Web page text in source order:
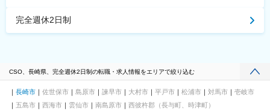
完全週休2日制
CSO、長崎県、完全週休2日制の転職・求人情報をエリアで絞り込む
長崎市 佐世保市 島原市 諫早市 大村市 平戸市 松浦市 対馬市
壱岐市
五島市
西海市 雲仙市 南島原市
西彼杵郡（長与町、時津町）